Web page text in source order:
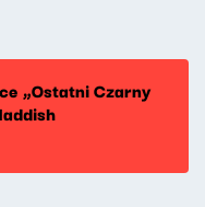
„Ostatni Czarny